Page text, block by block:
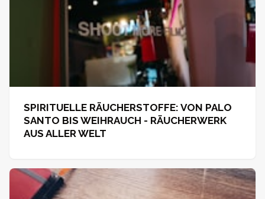
SPIRITUELLE RÄUCHERSTOFFE: VON PALO
SANTO BIS WEIHRAUCH - RÄUCHERWERK
AUS ALLER WELT